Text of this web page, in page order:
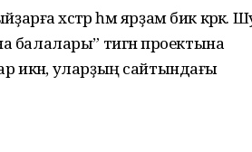
хәстәр һәм ярҙам бик кәрәк.
балалары” тигән проектына
икән, уларҙың сайтындағы